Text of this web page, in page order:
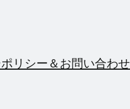
リシー＆お問い合わせ